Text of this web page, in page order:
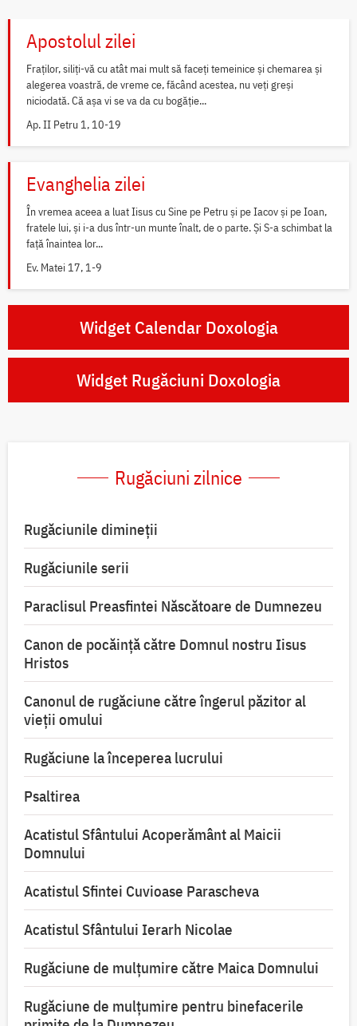
Apostolul zilei
Fraților, siliți-vă cu atât mai mult să faceți temeinice și chemarea și
alegerea voastră, de vreme ce, făcând acestea, nu veți greși
niciodată. Că așa vi se va da cu bogăție...
Ap. II Petru 1, 10-19
Evanghelia zilei
În vremea aceea a luat Iisus cu Sine pe Petru și pe Iacov și pe Ioan,
fratele lui, și i-a dus într-un munte înalt, de o parte. Și S-a schimbat la
față înaintea lor...
Ev. Matei 17, 1-9
Widget Calendar Doxologia
Widget Rugăciuni Doxologia
Rugăciuni zilnice
Rugăciunile dimineții
Rugăciunile serii
Paraclisul Preasfintei Născătoare de Dumnezeu
Canon de pocăință către Domnul nostru Iisus
Hristos
Canonul de rugăciune către îngerul păzitor al
vieții omului
Rugăciune la începerea lucrului
Psaltirea
Acatistul Sfântului Acoperământ al Maicii
Domnului
Acatistul Sfintei Cuvioase Parascheva
Acatistul Sfântului Ierarh Nicolae
Rugăciune de mulţumire către Maica Domnului
Rugăciune de mulțumire pentru binefacerile